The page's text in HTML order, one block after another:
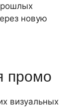
новую
промо
визуальных